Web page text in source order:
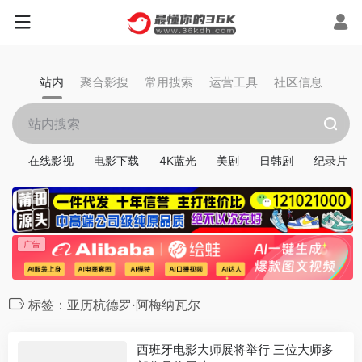
站内 聚合影搜 常用搜索 运营工具 社区信息
在线影视 电影下载 4K蓝光 美剧 日韩剧 纪录片
标签：亚历杭德罗·阿梅纳瓦尔
西班牙电影大师展将举行 三位大师多